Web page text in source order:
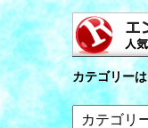
カテゴリー